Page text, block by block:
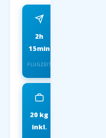
2h
15min
FLUGZEIT
20 kg
inkl.